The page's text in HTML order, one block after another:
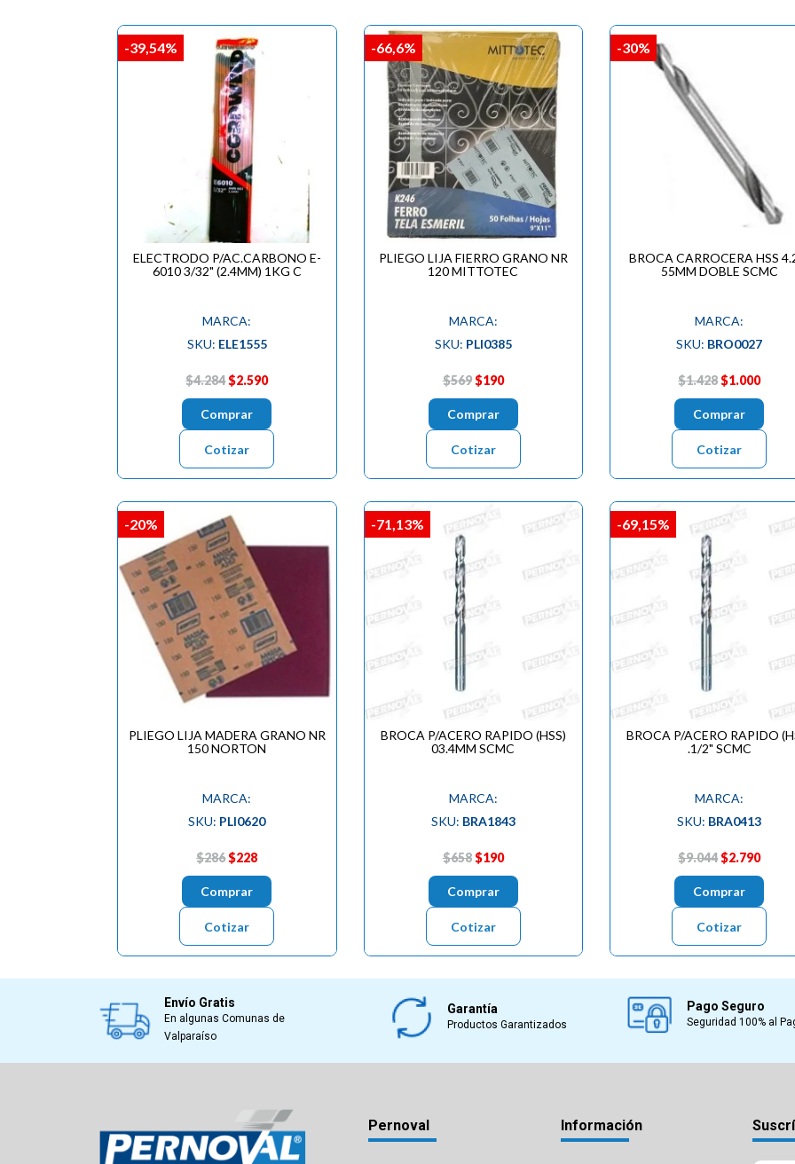
ELECTRODO P/AC.CARBONO E-
6010 3/32" (2.4MM) 1KG C
MARCA:
SKU: ELE1555
$4.284$2.590
Comprar
Cotizar
-39,54%
PLIEGO LIJA FIERRO GRANO NR
120 MITTOTEC
MARCA:
SKU: PLI0385
$569$190
Comprar
Cotizar
-66,6%
BROCA CARROCERA HSS
55MM DOBLE SCMC
MARCA:
SKU: BRO0027
$1.428$1.000
Comprar
Cotizar
-30%
PLIEGO LIJA MADERA GRANO NR
150 NORTON
MARCA:
SKU: PLI0620
$286$228
Comprar
Cotizar
-20%
BROCA P/ACERO RAPIDO (HSS)
03.4MM SCMC
MARCA:
SKU: BRA1843
$658$190
Comprar
Cotizar
-71,13%
BROCA P/ACERO RAPIDO
.1/2" SCMC
MARCA:
SKU: BRA0413
$9.044$2.790
Comprar
Cotizar
-69,15%
Envío Gratis
En algunas Comunas de
Valparaíso
Garantía
Productos Garantizados
Pago Seguro
Seguridad 100% al
Pernoval Información